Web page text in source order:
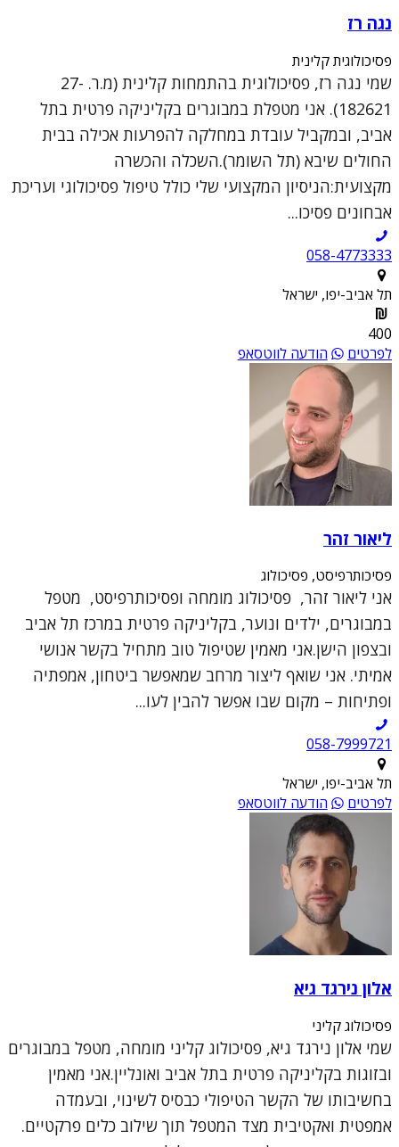
נגה רז
פסיכולוגית קלינית
שמי נגה רז, פסיכולוגית בהתמחות קלינית (מ.ר. 27-
182621). אני מטפלת במבוגרים בקליניקה פרטית בתל
אביב, ובמקביל עובדת במחלקה להפרעות אכילה בבית
החולים שיבא (תל השומר).השכלה והכשרה
מקצועית:הניסיון המקצועי שלי כולל טיפול פסיכולוגי ועריכת
אבחונים פסיכו...
058-4773333
תל אביב-יפו, ישראל
400
לפרטים
הודעה לווטסאפ
ליאור זהר
פסיכותרפיסט, פסיכולוג
אני ליאור זהר, פסיכולוג מומחה ופסיכותרפיסט, מטפל
במבוגרים, ילדים ונוער, בקליניקה פרטית במרכז תל אביב
ובצפון הישן.אני מאמין שטיפול טוב מתחיל בקשר אנושי
אמיתי. אני שואף ליצור מרחב שמאפשר ביטחון, אמפתיה
ופתיחות – מקום שבו אפשר להבין לעו...
תל אביב-יפו, ישראל
לפרטים
הודעה לווטסאפ
אלון נירגד גיא
פסיכולוג קליני
שמי אלון נירגד גיא, פסיכולוג קליני מומחה, מטפל במבוגרים
ובזוגות בקליניקה פרטית בתל אביב ואונליין.אני מאמין
בחשיבותו של הקשר הטיפולי כבסיס לשינוי, ובעמדה
אמפטית ואקטיבית מצד המטפל תוך שילוב כלים פרקטיים.